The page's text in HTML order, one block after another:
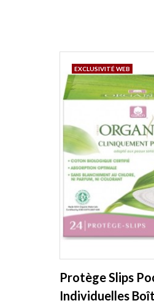
Protège Slips
Individuelles
EXCLUSIVITÉ WEB